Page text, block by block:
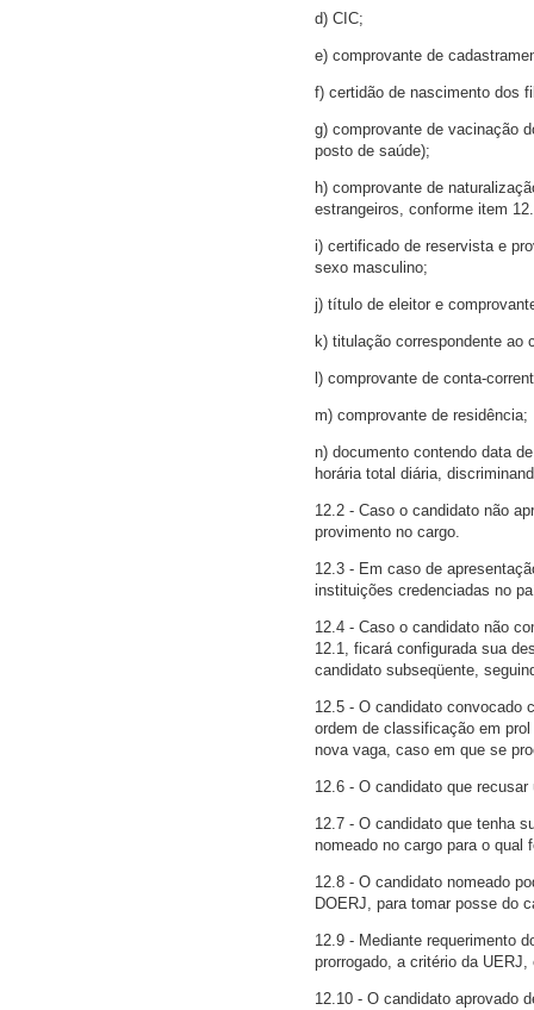
d) CIC;
e) comprovante de
f) certidão de nascimento dos
g) comprovante de vacinação
posto de saúde);
h) comprovante de
estrangeiros, conforme item
i) certificado de reservista e
sexo masculino;
j) título de eleitor e
k) titulação correspondente ao
l) comprovante de conta-
m) comprovante de residência;
n) documento contendo data
horária total diária,
12.2 - Caso o candidato não
provimento no cargo.
12.3 - Em caso de
instituições credenciadas no
12.4 - Caso o candidato não
12.1, ficará configurada sua
candidato subseqüente,
12.5 - O candidato convocado
ordem de classificação em
nova vaga, caso em que se
12.6 - O candidato que
12.7 - O candidato que tenha
nomeado no cargo para o qual
12.8 - O candidato nomeado
DOERJ, para tomar posse do
12.9 - Mediante requerimento
prorrogado, a critério da
12.10 - O candidato aprovado